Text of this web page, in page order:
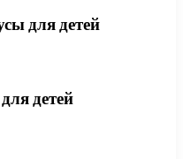
для детей
детей